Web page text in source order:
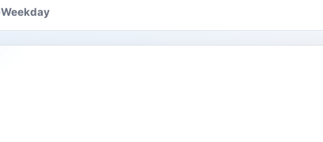
Weekday